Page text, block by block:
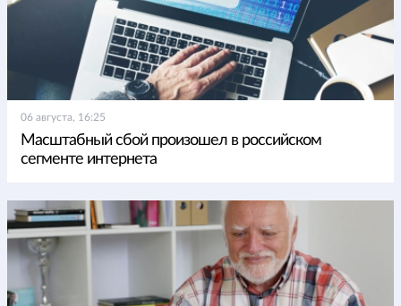
06 августа, 16:25
Масштабный сбой произошел в российском
сегменте интернета